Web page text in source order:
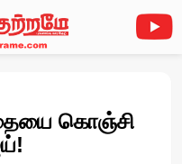
கொஞ்சி